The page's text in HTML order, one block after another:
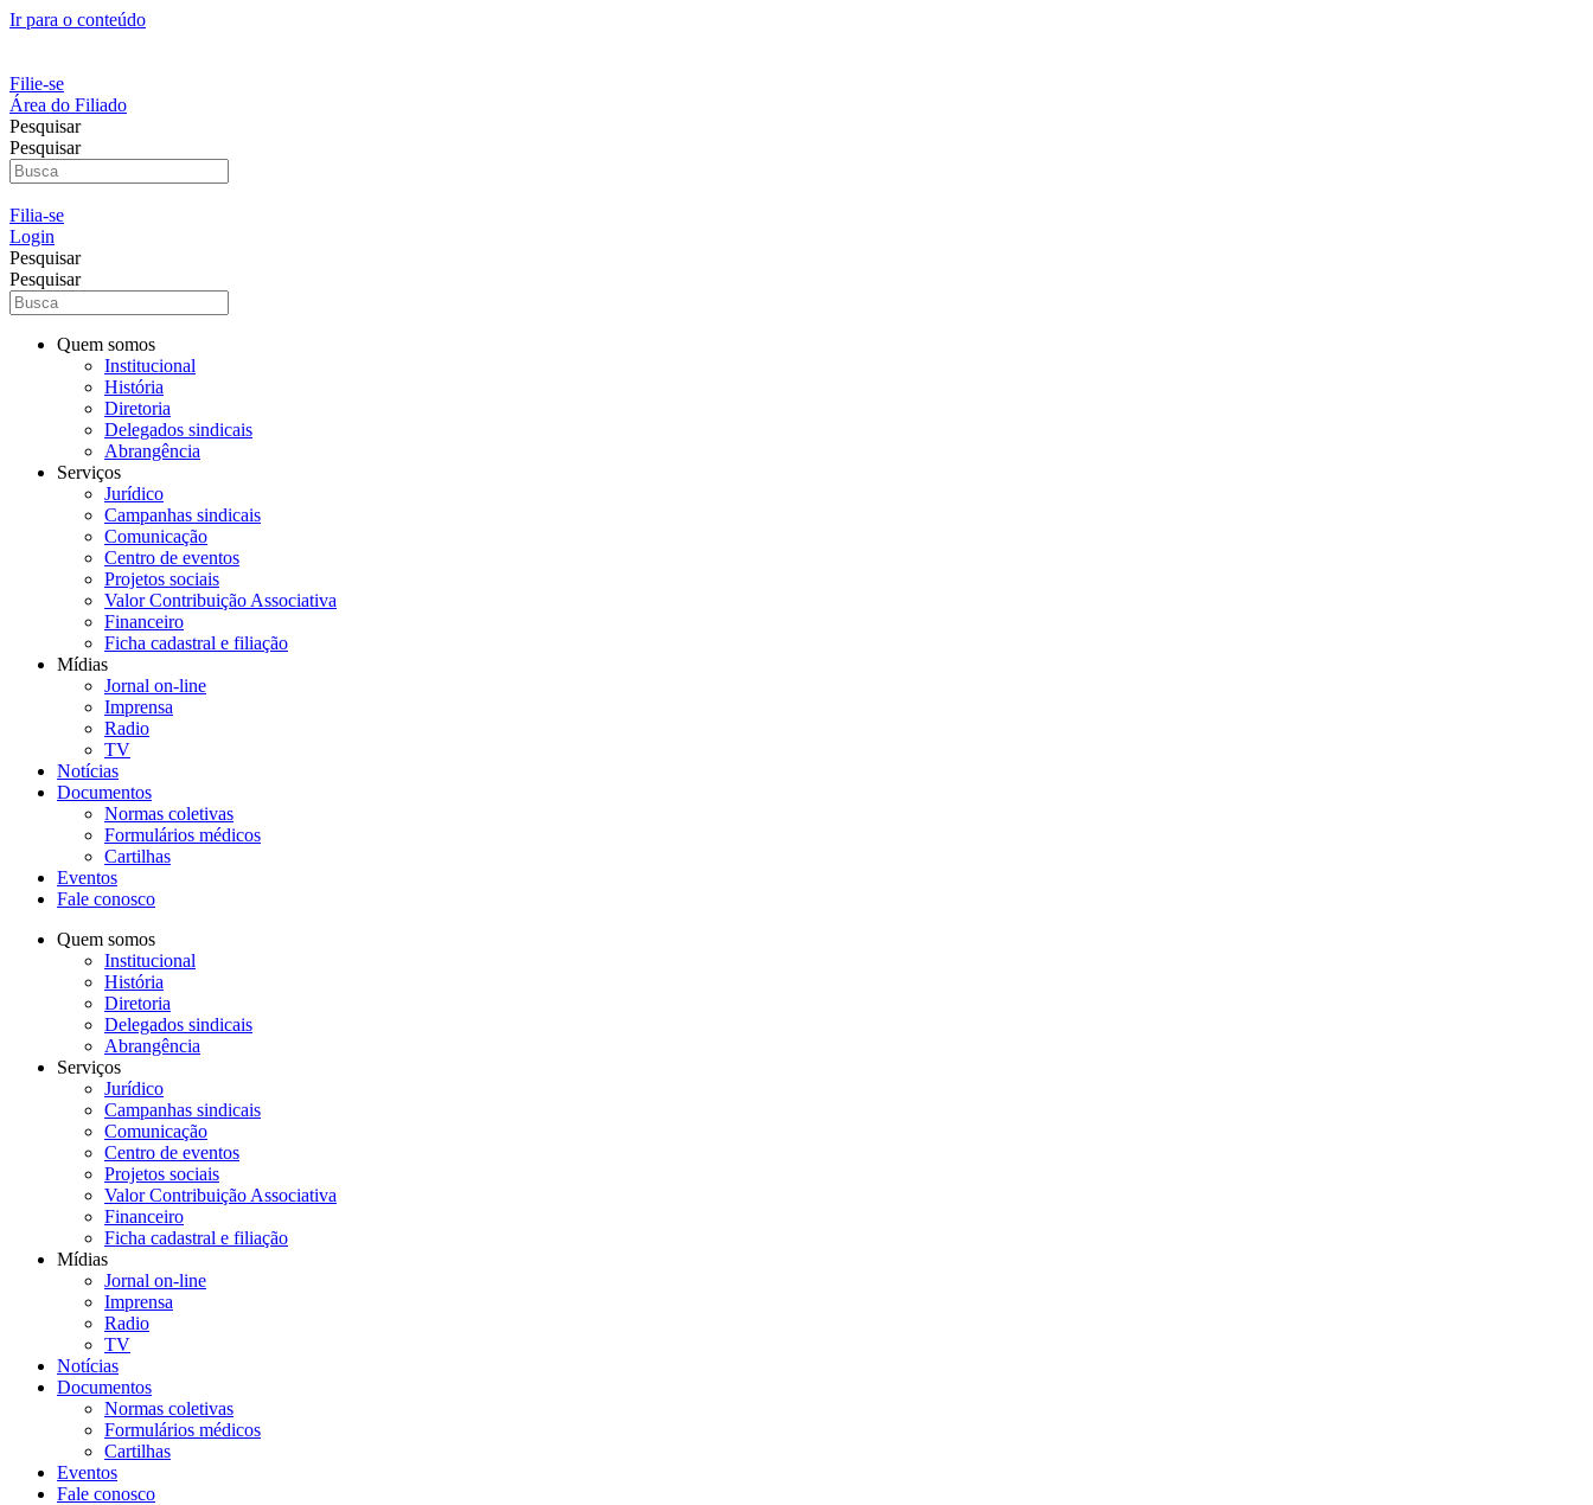
Ir para o conteúdo
Filie-se
Área do Filiado
Pesquisar
Pesquisar
Filia-se
Login
Pesquisar
Pesquisar
Quem somos
Institucional
História
Diretoria
Delegados sindicais
Abrangência
Serviços
Jurídico
Campanhas sindicais
Comunicação
Centro de eventos
Projetos sociais
Valor Contribuição Associativa
Financeiro
Ficha cadastral e filiação
Mídias
Jornal on-line
Imprensa
Radio
TV
Notícias
Documentos
Normas coletivas
Formulários médicos
Cartilhas
Eventos
Fale conosco
Quem somos
Institucional
História
Diretoria
Delegados sindicais
Abrangência
Serviços
Jurídico
Campanhas sindicais
Comunicação
Centro de eventos
Projetos sociais
Valor Contribuição Associativa
Financeiro
Ficha cadastral e filiação
Mídias
Jornal on-line
Imprensa
Radio
TV
Notícias
Documentos
Normas coletivas
Formulários médicos
Cartilhas
Eventos
Fale conosco